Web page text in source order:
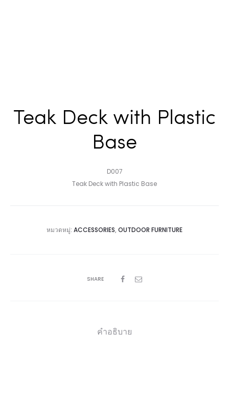
Teak Deck with Plastic
Base
D007
Teak Deck with Plastic Base
หมวดหมู่: ACCESSORIES, OUTDOOR FURNITURE
SHARE
คำอธิบาย